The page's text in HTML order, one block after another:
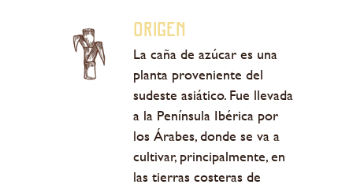
Origen
La caña de azúcar es una
planta proveniente del
sudeste asiático. Fue llevada
a la Península Ibérica por
los Árabes, donde se va a
cultivar, principalmente, en
las tierras costeras de